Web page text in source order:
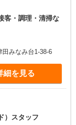
客・調理・清掃な
みなみ台1-38-6
細を見る
）スタッフ